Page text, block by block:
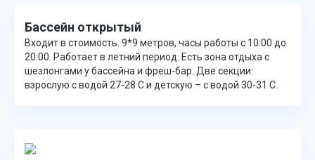
Бассейн открытый
Входит в стоимость. 9*9 метров, часы работы с 10:00 до
20:00. Работает в летний период. Есть зона отдыха с
шезлонгами у бассейна и фреш-бар. Две секции:
взрослую с водой 27-28 С и детскую – с водой 30-31 С.